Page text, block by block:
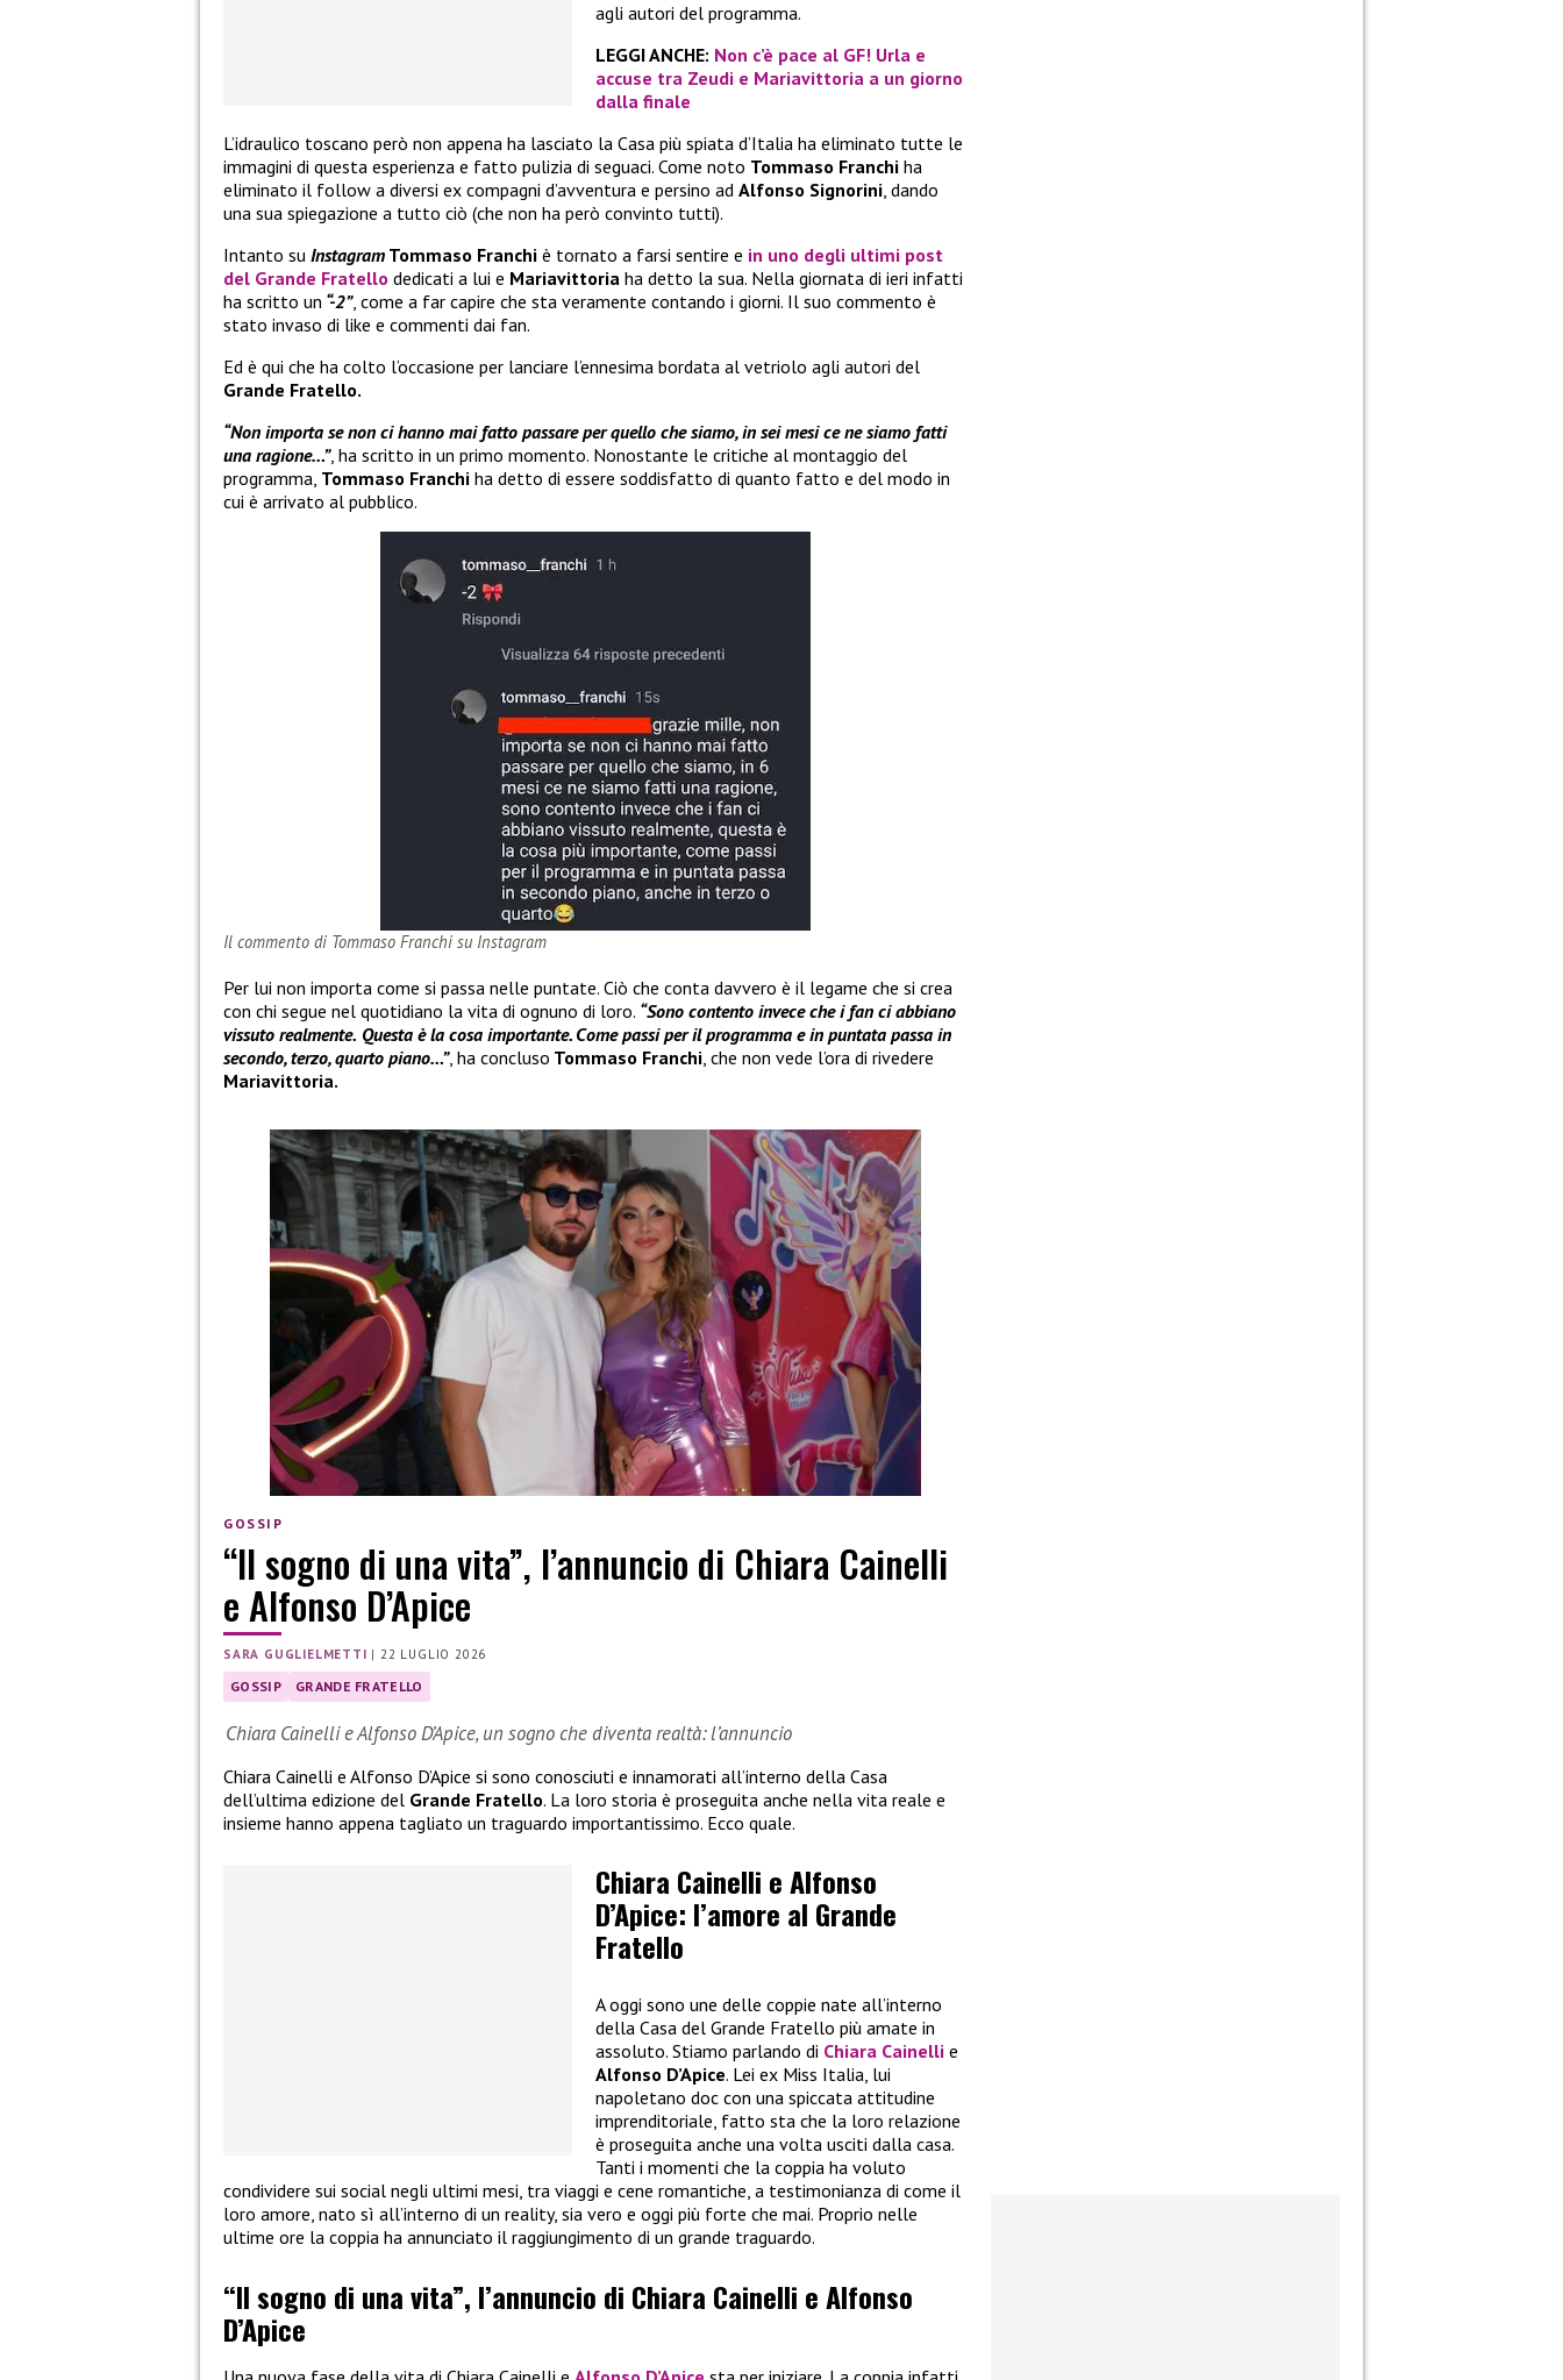
agli autori del programma.
LEGGI ANCHE: Non c’è pace al GF! Urla e
accuse tra Zeudi e Mariavittoria a un giorno
dalla finale
L’idraulico toscano però non appena ha lasciato la Casa più spiata d’Italia ha eliminato tutte le
immagini di questa esperienza e fatto pulizia di seguaci. Come noto Tommaso Franchi ha
eliminato il follow a diversi ex compagni d’avventura e persino ad Alfonso Signorini, dando
una sua spiegazione a tutto ciò (che non ha però convinto tutti).
Intanto su Instagram Tommaso Franchi è tornato a farsi sentire e in uno degli ultimi post
del Grande Fratello dedicati a lui e Mariavittoria ha detto la sua. Nella giornata di ieri infatti
ha scritto un “-2”, come a far capire che sta veramente contando i giorni. Il suo commento è
stato invaso di like e commenti dai fan.
Ed è qui che ha colto l’occasione per lanciare l’ennesima bordata al vetriolo agli autori del
Grande Fratello.
“Non importa se non ci hanno mai fatto passare per quello che siamo, in sei mesi ce ne siamo fatti
una ragione…”, ha scritto in un primo momento. Nonostante le critiche al montaggio del
programma, Tommaso Franchi ha detto di essere soddisfatto di quanto fatto e del modo in
cui è arrivato al pubblico.
Il commento di Tommaso Franchi su Instagram
Per lui non importa come si passa nelle puntate. Ciò che conta davvero è il legame che si crea
con chi segue nel quotidiano la vita di ognuno di loro. “Sono contento invece che i fan ci abbiano
vissuto realmente. Questa è la cosa importante. Come passi per il programma e in puntata passa in
secondo, terzo, quarto piano…”, ha concluso Tommaso Franchi , che non vede l’ora di rivedere
Mariavittoria.
GOSSIP
“Il sogno di una vita”, l’annuncio di Chiara Cainelli
e Alfonso D’Apice
SARA GUGLIELMETTI |22 LUGLIO 2026
GOSSIP GRANDE FRATELLO
Chiara Cainelli e Alfonso D’Apice, un sogno che diventa realtà: l’annuncio
Chiara Cainelli e Alfonso D’Apice si sono conosciuti e innamorati all’interno della Casa
dell’ultima edizione del Grande Fratello. La loro storia è proseguita anche nella vita reale e
insieme hanno appena tagliato un traguardo importantissimo. Ecco quale.
Chiara Cainelli e Alfonso
D’Apice: l’amore al Grande
Fratello
A oggi sono une delle coppie nate all’interno
della Casa del Grande Fratello più amate in
assoluto. Stiamo parlando di Chiara Cainelli e
Alfonso D’Apice. Lei ex Miss Italia, lui
napoletano doc con una spiccata attitudine
imprenditoriale, fatto sta che la loro relazione
è proseguita anche una volta usciti dalla casa.
Tanti i momenti che la coppia ha voluto
condividere sui social negli ultimi mesi, tra viaggi e cene romantiche, a testimonianza di come il
loro amore, nato sì all’interno di un reality, sia vero e oggi più forte che mai. Proprio nelle
ultime ore la coppia ha annunciato il raggiungimento di un grande traguardo.
“Il sogno di una vita”, l’annuncio di Chiara Cainelli e Alfonso
D’Apice